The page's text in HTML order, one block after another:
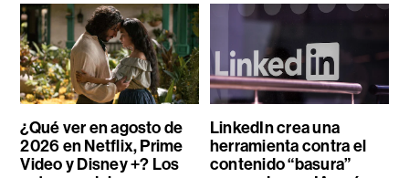
¿Qué ver en agosto de
2026 en Netflix, Prime
Video y Disney +? Los
LinkedIn crea una
herramienta contra el
contenido “basura”